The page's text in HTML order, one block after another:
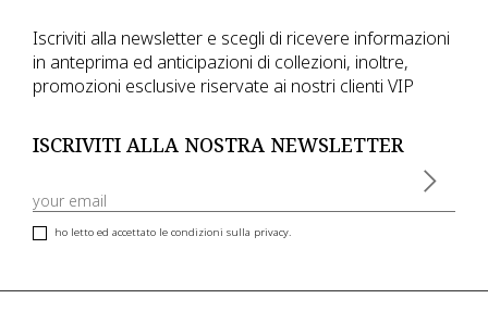
Iscriviti alla newsletter e scegli di ricevere informazioni
in anteprima ed anticipazioni di collezioni, inoltre,
promozioni esclusive riservate ai nostri clienti VIP
ISCRIVITI ALLA NOSTRA NEWSLETTER
ho letto ed accettato le condizioni sulla privacy.